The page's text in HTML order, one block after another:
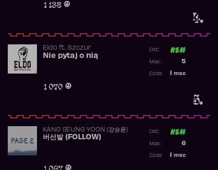
4.
1 138
5.
Eldoft. Szczur
Nie pytaj o nią
1 070
Ost:
5
Max:
msc
Czas:
KANG SEUNG YOON (강승윤)
버선발 (FOLLOW)
1 067
Ost:
6
Max:
msc
Czas: